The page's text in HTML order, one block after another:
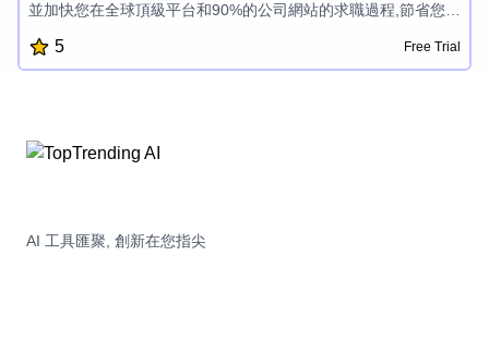
並加快您在全球頂級平台和90%的公司網站的求職過程,節省您的
作機會。
5 Free Trial
AI 工具匯聚, 創新在您指尖